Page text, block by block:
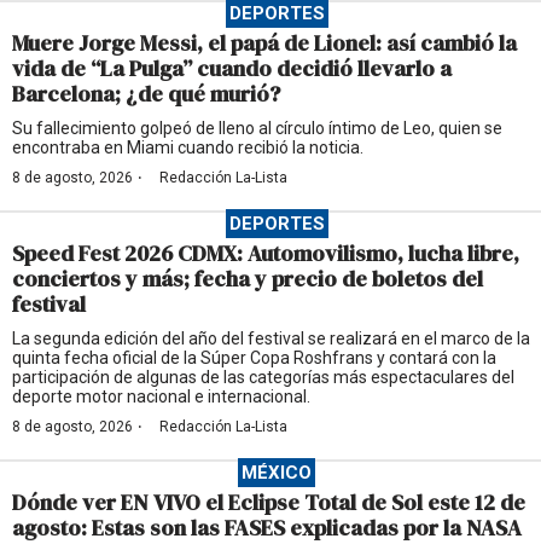
DEPORTES
Muere Jorge Messi, el papá de Lionel: así cambió la
vida de “La Pulga” cuando decidió llevarlo a
Barcelona; ¿de qué murió?
Su fallecimiento golpeó de lleno al círculo íntimo de Leo, quien se
encontraba en Miami cuando recibió la noticia.
8 de agosto, 2026 · Redacción La-Lista
DEPORTES
Speed Fest 2026 CDMX: Automovilismo, lucha libre,
conciertos y más; fecha y precio de boletos del
festival
La segunda edición del año del festival se realizará en el marco de la
quinta fecha oficial de la Súper Copa Roshfrans y contará con la
participación de algunas de las categorías más espectaculares del
deporte motor nacional e internacional.
8 de agosto, 2026 · Redacción La-Lista
MÉXICO
Dónde ver EN VIVO el Eclipse Total de Sol este 12 de
agosto: Estas son las FASES explicadas por la NASA